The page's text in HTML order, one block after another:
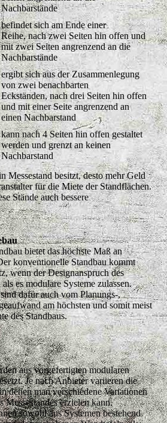
Nachbarstände
befindet sich am Ende einer
Reihe,nach zwei Seiten hin offen und
mit zwei Seiten angrenzend an die
Nachbarstände
ergibt sich aus der Zusammenlegung
von zwei benachbarten
Eckständen,nach drei Seiten hin offen
und mit einer Seite angrenzend an
einen Nachbarstand
kann nach 4 Seiten hin offen gestaltet
werden und grenzt an keinen
Nachbarstand
Messestand besitzt, desto mehr Geld
für die Miete der Standflächen.
Stände auch bessere
bietet das höchste Maß an
konventionelle Standbau kommt
wenn der Designanspruch des
es modulare Systeme zulassen.
dafür auch vom Planungs-,
am höchsten und somit meist
des Standbaus.
aus vorgefertigten modularen
Je nach Anbieter variieren die
denen man verschiedene Variationen
Messestandes erzielen kann.
sowohl aus Systemen bestehend